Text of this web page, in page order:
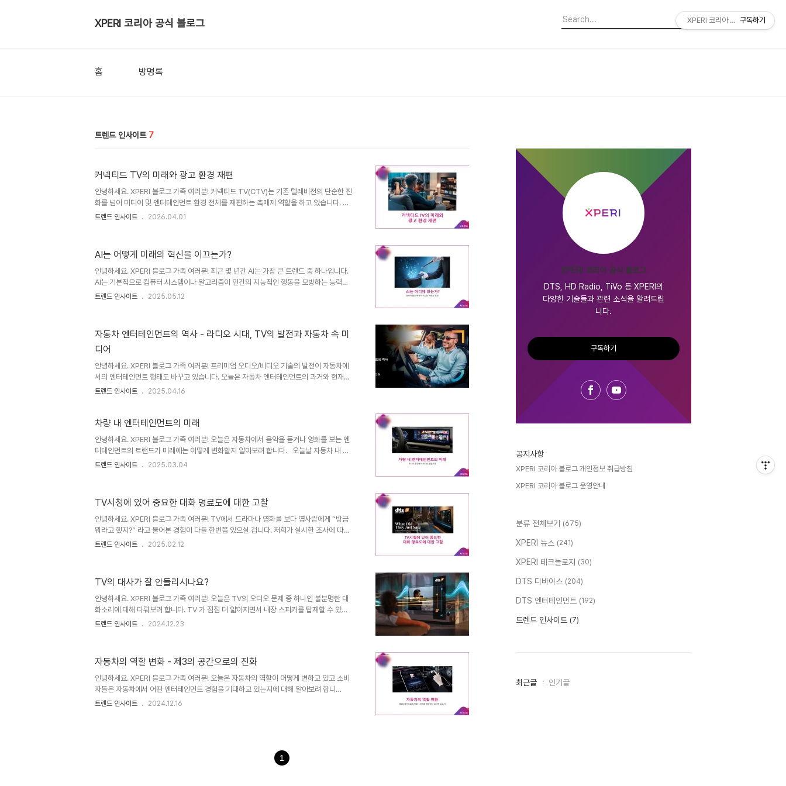
XPERI 코리아 공식 블로그
홈 방명록
트렌드 인사이트 7
커넥티드 TV의 미래와 광고 환경 재편
안녕하세요. XPERI 블로그 가족 여러분! 커넥티드 TV(CTV)는 기존 텔레비전의 단순한 진
화를 넘어 미디어 및 엔터테인먼트 환경 전체를 재편하는 촉매제 역할을 하고 있습니다. 올
해 커넥티드 TV의 급속한 성장은 인공지능의 발달과 자동차 같은 새로운 환경으로의 확장
플릭스가 개별 플랫폼 중 가장 큰 비중을 차지하고 있습니다. 이에 따라 기존 스튜디오들은
합병하거나 혁신적인 제휴를 모색할 수밖에 없게 되었습니다. 한편, TiVo의 2025년 2분
기..
트렌드 인사이트 2026.04.01
AI는 어떻게 미래의 혁신을 이끄는가?
안녕하세요. XPERI 블로그 가족 여러분! 최근 몇 년간 AI는 가장 큰 트렌드 중 하나입니다.
AI는 기본적으로 컴퓨터 시스템이나 알고리즘이 인간의 지능적인 행동을 모방하는 능력을
의미합니다. 하지만 그렇게 단순한 개념은 아닙니다. 오늘은 이 보이지 않는 마법이 어떻게
열풍의 한가운데에 서 있지만, 사실 이러한 기술은 새로운 것이 아닙니다. 우리 사회는 오랫
동안 AI 기반 솔루션의 혜택을 누려왔는데, 우리가 그 영향력을 인식하지 못했을 뿐입..
트렌드 인사이트 2025.05.12
자동차 엔터테인먼트의 역사 - 라디오 시대, TV의 발전과 자동차 속 미
디어
안녕하세요. XPERI 블로그 가족 여러분! 프리미엄 오디오/비디오 기술의 발전이 자동차에
서의 엔터테인먼트 형태도 바꾸고 있습니다. 오늘은 자동차 엔터테인먼트의 과거와 현재를
살펴보고 미래는 어떤 형태의 엔터테인먼트를 즐기게 될지 함께 알아볼까요? 라디오 시대
지붕 전체를 덮는 안테나가 달린 거대한 웨스팅하우스 라디오였습니다. 최초의 유럽 차량
오보다는 사용하기 편리하긴 했지만 심미적으로 매력적이진 않았습니다. 이런 미적인 측면
은 많은 사람들이..
트렌드 인사이트 2025.04.16
차량 내 엔터테인먼트의 미래
안녕하세요. XPERI 블로그 가족 여러분! 오늘은 자동차에서 음악을 듣거나 영화를 보는 엔
터테인먼트의 트랜드가 미래에는 어떻게 변화할지 알아보려 합니다. 오늘날 자동차 내 엔
터테인먼트의 중심은 오디오입니다. 대부분 운전을 하면서 라디오를 듣거나 좋아하는 음악
차가 많이 운행할 것이기 때문인데요. 자율주행차에 탄 탑승객은 아마도 듣는 것 위주보다
는 눈으로 보고 즐길 수 있는 엔터테인먼트를 선호할 가능성이 큽니다. 그래서 비디오가 차
내 ..
트렌드 인사이트 2025.03.04
TV시청에 있어 중요한 대화 명료도에 대한 고찰
안녕하세요. XPERI 블로그 가족 여러분! TV에서 드라마나 영화를 보다 옆사람에게 “방금
뭐라고 했지?” 라고 물어본 경험이 다들 한번쯤 있으실 겁니다. 저희가 실시한 조사에 따르
면 시청자의 84%가 TV를 보면서 대화를 이해하는 데 어려움을 겪는다고 합니다. TV가
비자가 원하는 대화의 명료도는 무엇일지 알아보도록 하겠습니다. TV 제조업체들에 있어
대화 명료도 문제는 새로운 문제가 아닙니다. 대화 명료도 문제를 해결하기 위해 기존에 널
리 ..
트렌드 인사이트 2025.02.12
TV의 대사가 잘 안들리시나요?
안녕하세요. XPERI 블로그 가족 여러분! 오늘은 TV의 오디오 문제 중 하나인 불분명한 대
화소리에 대해 다뤄보려 합니다. TV 가 점점 더 얇아지면서 내장 스피커를 탑재할 수 있는
공간도 점점 더 줄어들게 되죠. 따라서 음질이 저하되기 마련인데요. 특히 영화나 드라마를
클리어 다이얼로그는 전 세계 TV 시청자들이 공통적으로 가지고 있는 불만, 즉 대화소리가
잘 들리지 않는다는 문제를 해결하기 위해 설계된 오디오 기술입니다. ..
트렌드 인사이트 2024.12.23
자동차의 역할 변화 - 제3의 공간으로의 진화
안녕하세요. XPERI 블로그 가족 여러분! 오늘은 자동차의 역할이 어떻게 변하고 있고 소비
자들은 자동차에서 어떤 엔터테인먼트 경험을 기대하고 있는지에 대해 알아보려 합니
다. 자동차의 역할은 지난 몇 년 간 빠른 진화를 거듭하고 있습니다. 소비자는 더 이상 자동
영국 성인의 67%가 자동차에서 엔터테인먼트 기능이 가장 중요하다고 답했고, 미국 성인
트렌드 인사이트 2024.12.16
1
XPERI 코리아 공식 블로그
DTS, HD Radio, TiVo 등 XPERI의
다양한 기술들과 관련 소식을 알려드립
니다.
구독하기
공지사항
XPERI 코리아 블로그 개인정보 취급방침
XPERI 코리아 블로그 운영안내
분류 전체보기 (675)
XPERI 뉴스 (241)
XPERI 테크놀로지 (30)
DTS 디바이스 (204)
DTS 엔터테인먼트 (192)
트렌드 인사이트 (7)
최
최근글 인기글
XPERI 코리아 공식 블로그
구독하기